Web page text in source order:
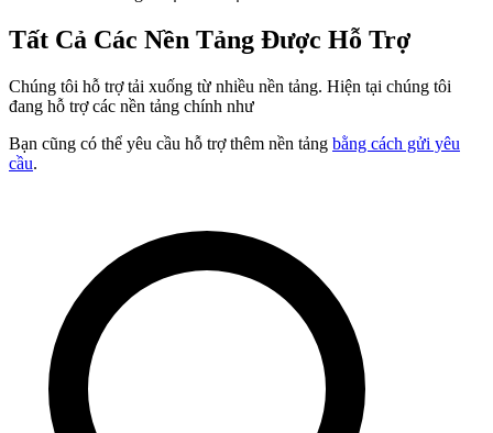
Tất Cả Các Nền Tảng Được Hỗ Trợ
Chúng tôi hỗ trợ tải xuống từ nhiều nền tảng. Hiện tại chúng tôi
đang hỗ trợ các nền tảng chính như
Bạn cũng có thể yêu cầu hỗ trợ thêm nền tảng bằng cách gửi yêu
cầu.